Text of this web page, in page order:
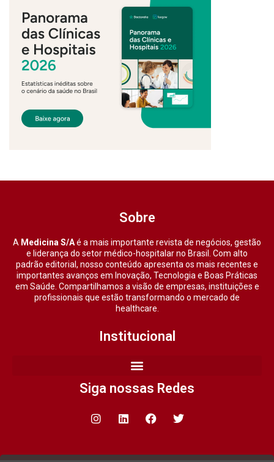
Sobre
A Medicina S/Aé a mais importante revista de negócios, gestão
e liderança do setor médico-hospitalar no Brasil. Com alto
padrão editorial, nosso conteúdo apresenta os mais recentes e
importantes avanços em Inovação, Tecnologia e Boas Práticas
em Saúde. Compartilhamos a visão de empresas, instituições e
profissionais que estão transformando o mercado de
healthcare.
Institucional
Siga nossas Redes